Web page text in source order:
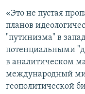
«Это не пустая
планов
"путинизма" в
потенциальными
в аналитическом
международный
геополитической